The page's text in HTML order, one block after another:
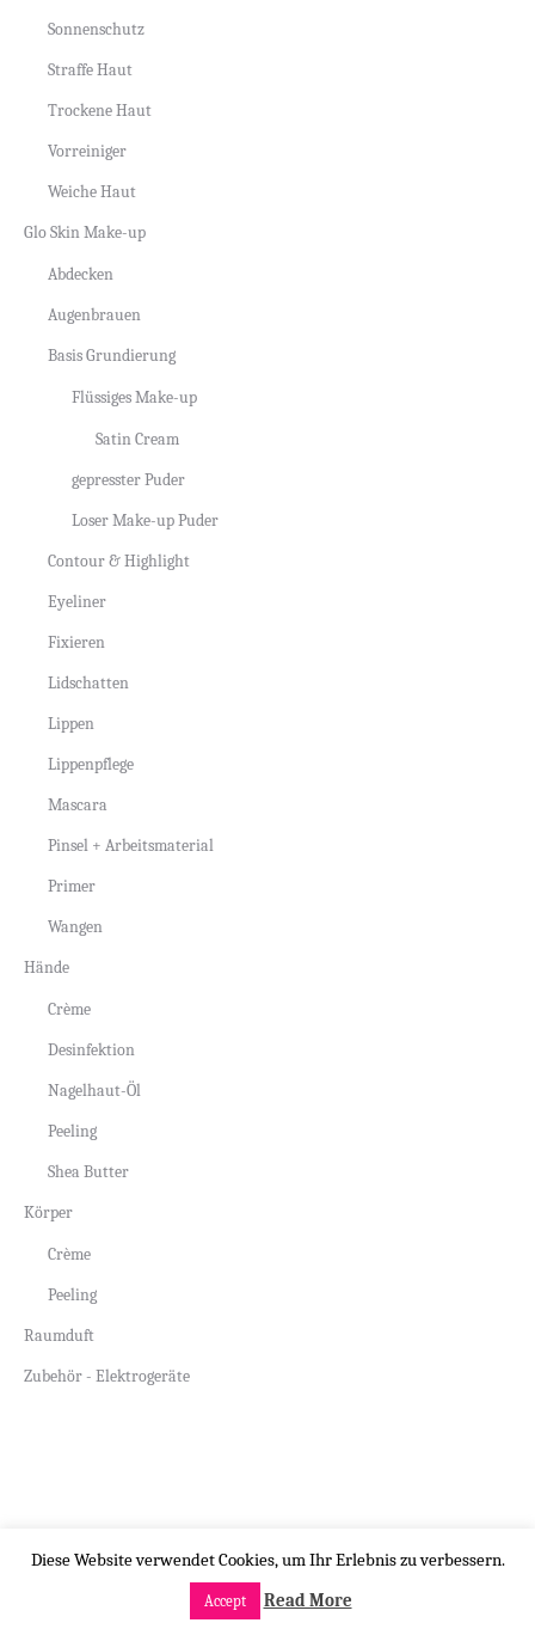
Sonnenschutz
Straffe Haut
Trockene Haut
Vorreiniger
Weiche Haut
Glo Skin Make-up
Abdecken
Augenbrauen
Basis Grundierung
Flüssiges Make-up
Satin Cream
gepresster Puder
Loser Make-up Puder
Contour & Highlight
Eyeliner
Fixieren
Lidschatten
Lippen
Lippenpflege
Mascara
Pinsel + Arbeitsmaterial
Primer
Wangen
Hände
Crème
Desinfektion
Nagelhaut-Öl
Peeling
Shea Butter
Körper
Crème
Peeling
Raumduft
Zubehör - Elektrogeräte
Menü öffnen
Diese Website verwendet Cookies, um Ihr Erlebnis zu verbessern.
Accept Read More